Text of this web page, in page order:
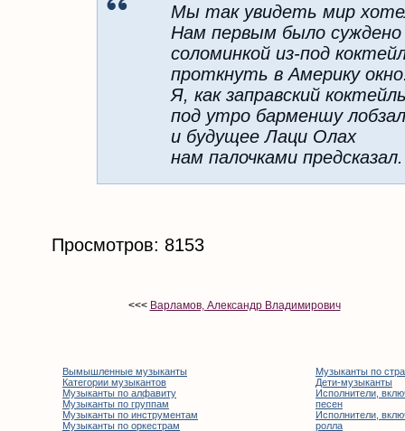
Мы так увидеть мир
Нам первым было суждено
соломинкой из-под
проткнуть в Америку
Я, как заправский
под утро барменшу лобзал
и будущее Лаци Олах
нам палочками предсказал.
Просмотров: 8153
<<< Варламов, Александр Владимирович
Вымышленные музыканты
Категории музыкантов
Музыканты по алфавиту
Музыканты по группам
Музыканты по инструментам
Музыканты по оркестрам
Музыканты по
Дети-музыканты
Исполнители,
песен
Исполнители,
ролла